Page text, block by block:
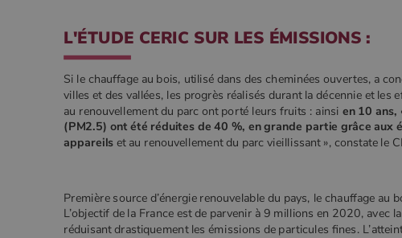
L'ÉTUDE CERIC SUR LES ÉMISSIONS :
Si le chauffage au bois, utilisé dans des cheminées ouvertes, a
villes et des vallées, les progrès réalisés durant la décennie et les
au renouvellement du parc ont porté leurs fruits : ainsi en 10 ans,
(PM2.5) ont été réduites de 40 %, en grande partie grâce aux
appareils et au renouvellement du parc vieillissant », constate le
Première source d’énergie renouvelable du pays, le chauffage
L’objectif de la France est de parvenir à 9 millions en 2020, avec
réduisant drastiquement les émissions de particules fines.
_ga_W8LED1F420
.poelesabois.com
YSC
Google LLC